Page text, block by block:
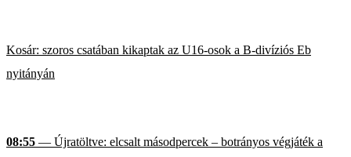
Kosár: szoros csatában kikaptak az U16-osok a B-divíziós Eb
nyitányán
08:55 — Újratöltve: elcsalt másodpercek – botrányos végjáték a